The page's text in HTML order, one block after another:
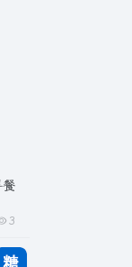
餐
3